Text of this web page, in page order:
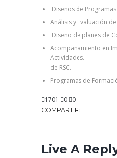
Diseños de Programas
Análisis y Evaluación
Diseño de planes de
Acompañamiento en
Actividades.
de RSC.
Programas de
1701 0 0
COMPARTIR:
Live A